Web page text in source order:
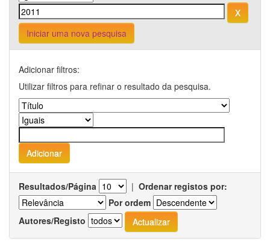
Iniciar uma nova pesquisa
Adicionar filtros:
Utilizar filtros para refinar o resultado da pesquisa.
Resultados/Página | Ordenar registos por:
Por ordem
Autores/Registo